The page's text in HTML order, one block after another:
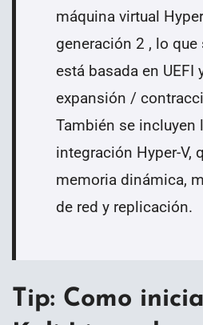
máquina virtual
generación 2 , lo
está basada en UEFI
expansión /
También se incluyen
integración Hyper-V,
memoria dinámica,
de red y replicación.
Tip: Como